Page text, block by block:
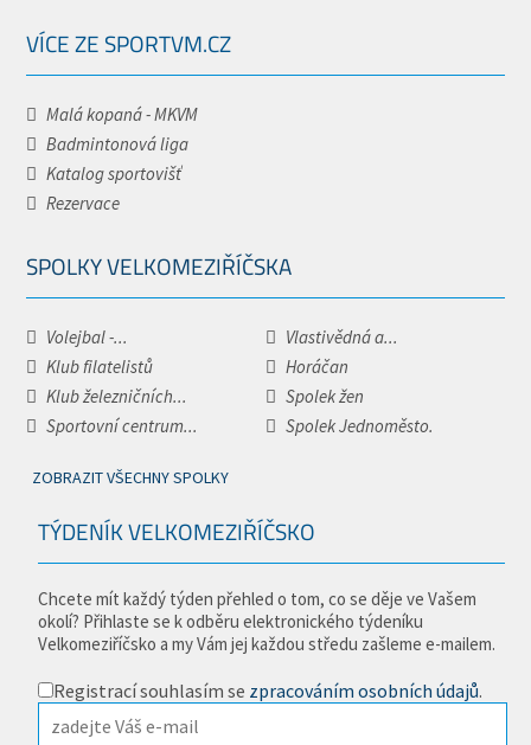
VÍCE ZE SPORTVM.CZ
Malá kopaná - MKVM
Badmintonová liga
Katalog sportovišť
Rezervace
SPOLKY VELKOMEZIŘÍČSKA
Volejbal -...
Vlastivědná a...
Klub filatelistů
Horáčan
Klub železničních...
Spolek žen
Sportovní centrum...
Spolek Jednoměsto.
ZOBRAZIT VŠECHNY SPOLKY
TÝDENÍK VELKOMEZIŘÍČSKO
Chcete mít každý týden přehled o tom, co se děje ve Vašem
okolí? Přihlaste se k odběru elektronického týdeníku
Velkomeziříčsko a my Vám jej každou středu zašleme e-mailem.
Registrací souhlasím se zpracováním osobních údajů.